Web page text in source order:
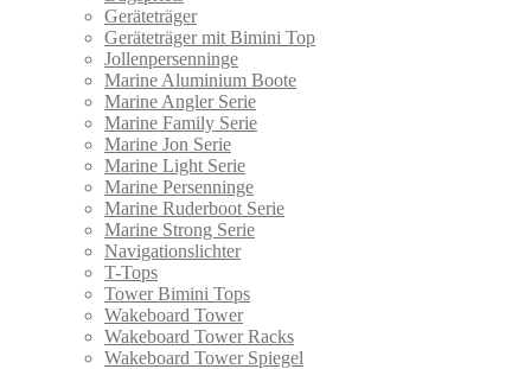
Geräteträger
Geräteträger mit Bimini Top
Jollenpersenninge
Marine Aluminium Boote
Marine Angler Serie
Marine Family Serie
Marine Jon Serie
Marine Light Serie
Marine Persenninge
Marine Ruderboot Serie
Marine Strong Serie
Navigationslichter
T-Tops
Tower Bimini Tops
Wakeboard Tower
Wakeboard Tower Racks
Wakeboard Tower Spiegel